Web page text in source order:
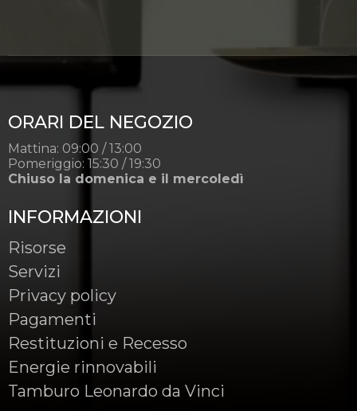
ORARI DEL NEGOZIO
Mattina: 09:00 / 13:00
Pomeriggio: 15:30 / 19:30
Chiuso la domenica e il mercoledì
INFORMAZIONI
Risorse
Servizi
Privacy policy
Pagamenti
Restituzioni e Recesso
Energie rinnovabili
Tamburo Leonardo da Vinci